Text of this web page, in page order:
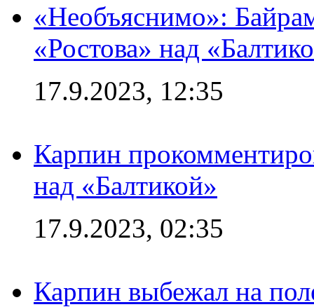
«Необъяснимо»:
«Ростова» над
17.9.2023, 12:35
Карпин
над «Балтикой»
17.9.2023, 02:35
Карпин выбежал на